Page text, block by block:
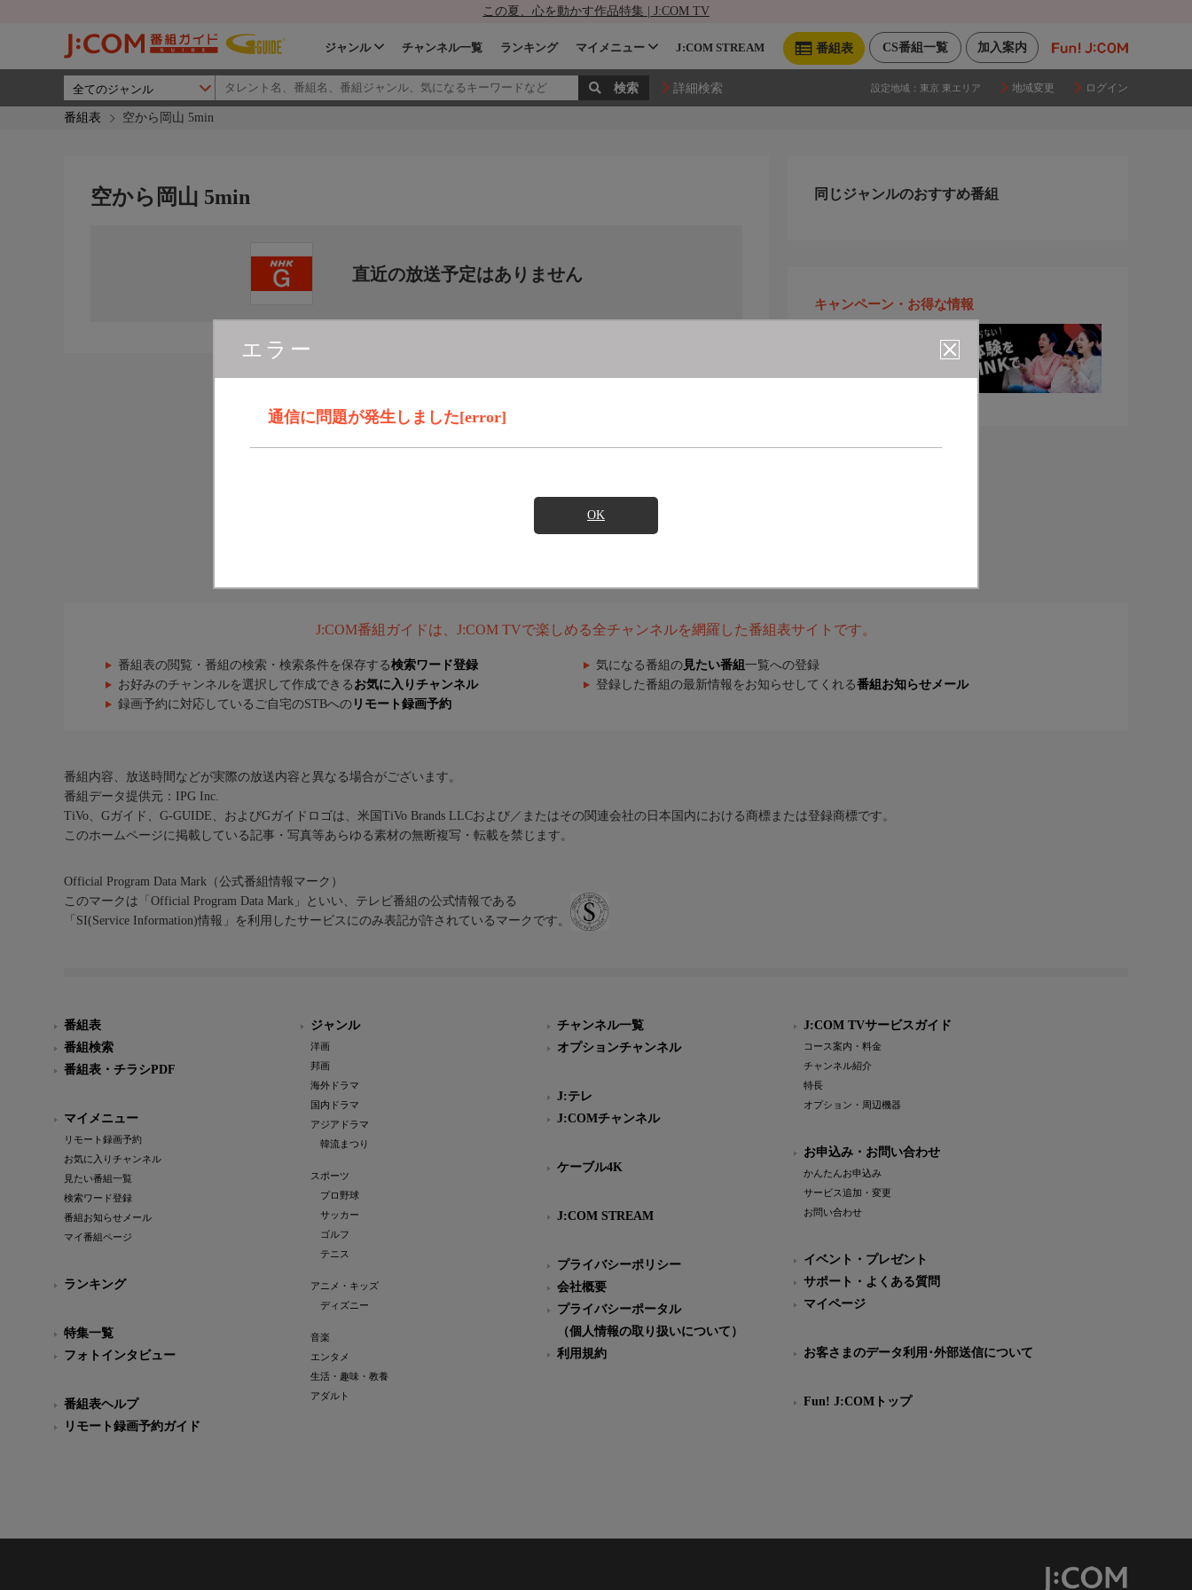
この夏、心を動かす作品特集 | J:COM TV
加入案内
CS番組一覧
番組表
ジャンル チャンネル一覧 ランキング マイメニュー J:COM STREAM
詳細検索 設定地域： 東京 東エリア 地域変更 ログイン
番組表 空から岡山 5min
エラー
通信に問題が発生しました[error]
OK
空から岡山 5min
直近の放送予定はありません
同じジャンルのおすすめ番組
キャンペーン・お得な情報
J:COM番組ガイドは、J:COM TVで楽しめる全チャンネルを網羅した番組表サイトです。
番組表の閲覧・番組の検索・検索条件を保存する検索ワード登録 気になる番組の 見たい番組 一覧への登録
お好みのチャンネルを選択して作成できる お気に入りチャンネル 登録した番組の最新情報をお知らせしてくれる番組お知らせメール
録画予約に対応しているご自宅のSTBへの リモート録画予約
番組内容、放送時間などが実際の放送内容と異なる場合がございます。
番組データ提供元：IPG Inc.
TiVo、Gガイド、G-GUIDE、およびGガイドロゴは、米国TiVo Brands LLCおよび／またはその関連会社の日本国内における商標または登録商標です。
このホームページに掲載している記事・写真等あらゆる素材の無断複写・転載を禁じます。
Official Program Data Mark（公式番組情報マーク）
このマークは「Official Program Data Mark」といい、テレビ番組の公式情報である
「SI(Service Information)情報」を利用したサービスにのみ表記が許されているマークです。
番組表
番組検索
番組表・チラシPDF
マイメニュー
リモート録画予約
お気に入りチャンネル
見たい番組一覧
検索ワード登録
番組お知らせメール
マイ番組ページ
ランキング
特集一覧
フォトインタビュー
番組表ヘルプ
リモート録画予約ガイド
ジャンル
洋画
邦画
海外ドラマ
国内ドラマ
アジアドラマ
韓流まつり
スポーツ
プロ野球
サッカー
ゴルフ
テニス
アニメ・キッズ
ディズニー
音楽
エンタメ
生活・趣味・教養
アダルト
チャンネル一覧
オプションチャンネル
J:テレ
J:COMチャンネル
ケーブル4K
J:COM STREAM
プライバシーポリシー
会社概要
プライバシーポータル
（個人情報の取り扱いについて）
利用規約
J:COM TVサービスガイド
コース案内・料金
チャンネル紹介
特長
オプション・周辺機器
お申込み・お問い合わせ
かんたんお申込み
サービス追加・変更
お問い合わせ
イベント・プレゼント
サポート・よくある質問
マイページ
お客さまのデータ利用･外部送信について
Fun! J:COMトップ